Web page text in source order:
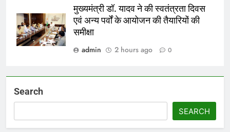
मुख्यमंत्री डॉ. यादव ने की स्वतंत्रता दिवस
एवं अन्य पर्वों के आयोजन की तैयारियों की
समीक्षा
admin
2 hours ago 0
Search
SEARCH